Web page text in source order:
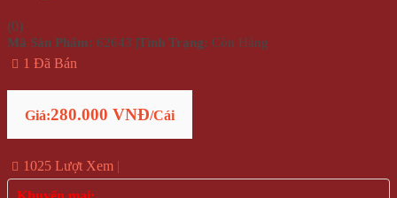
(0)
Mã Sản Phẩm: 62643 |Tình Trạng: Còn Hàng
1 Đã Bán
Giá:280.000 VNĐ/Cái
1025 Lượt Xem